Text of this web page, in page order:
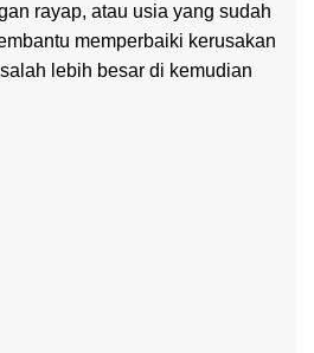
rayap, atau usia yang sudah
memperbaiki kerusakan
lebih besar di kemudian